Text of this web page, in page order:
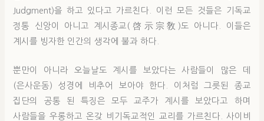
Judgment)을 하고 있다고 가르친다. 이런 모든 것들은 기독교
정통 신앙이 아니고 계시종교(啓示宗敎)도 아니다. 이들은
계시를 빙자한 인간의 생각에 불과 하다.
뿐만이 아니라 오늘날도 계시를 보았다는 사람들이 많은 데
(은사운동) 성경에 비추어 보아야 한다. 이처럼 그릇된 종교
집단의 공통 된 특징은 모두 교주가 계시를 보았다고 하며
사람들을 우롱하고 온갖 비기독교적인 교리를 가르친다. 사이비